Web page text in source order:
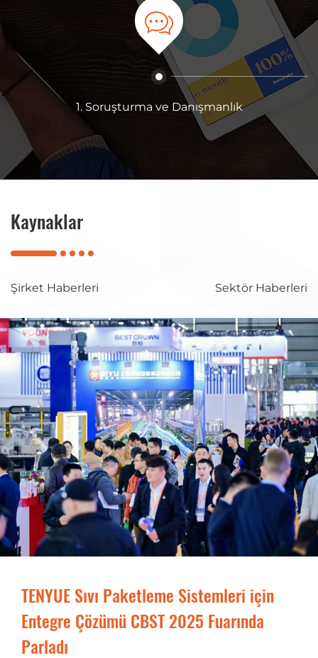
1. Soruşturma ve Danışmanlık
Kaynaklar
Şirket Haberleri Sektör Haberleri
TENYUE Sıvı Paketleme Sistemleri için
Entegre Çözümü CBST 2025 Fuarında
Parladı